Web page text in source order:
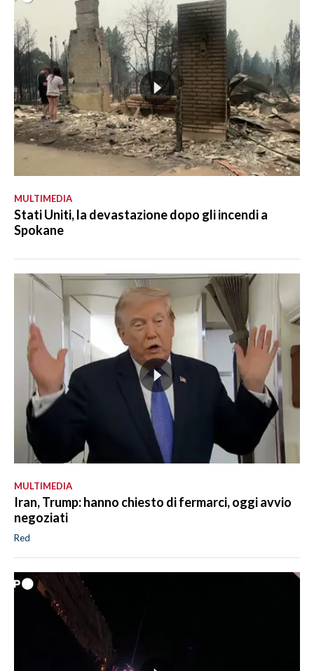
MULTIMEDIA
Stati Uniti, la devastazione dopo gli incendi a
Spokane
MULTIMEDIA
Iran, Trump: hanno chiesto di fermarci, oggi avvio
negoziati
Red